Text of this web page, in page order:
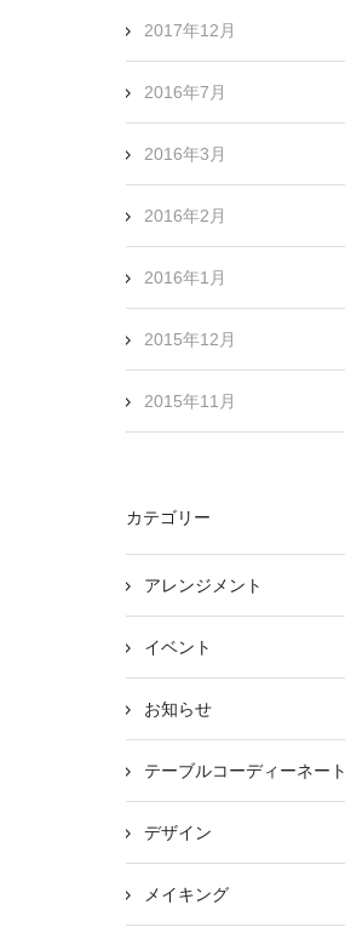
2017年12月
2016年7月
2016年3月
2016年2月
2016年1月
2015年12月
2015年11月
カテゴリー
アレンジメント
イベント
お知らせ
テーブルコーディーネート
デザイン
メイキング